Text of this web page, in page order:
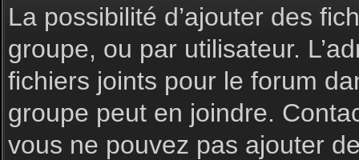
La possibilité d’ajouter des
groupe, ou par utilisateur.
fichiers joints pour le forum
groupe peut en joindre.
vous ne pouvez pas ajouter